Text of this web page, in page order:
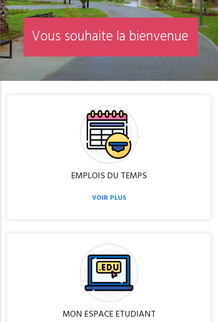
Vous souhaite la bienvenue
EMPLOIS DU TEMPS
VOIR PLUS
MON ESPACE ETUDIANT